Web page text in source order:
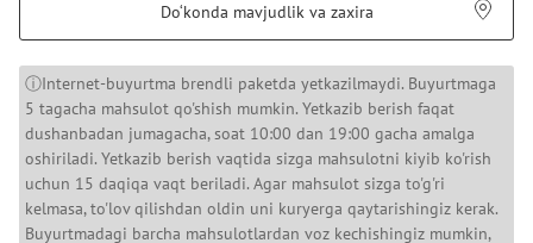
Do‘konda mavjudlik va zaxira
ⓘInternet-buyurtma brendli paketda yetkazilmaydi. Buyurtmaga
5 tagacha mahsulot qo'shish mumkin. Yetkazib berish faqat
dushanbadan jumagacha, soat 10:00 dan 19:00 gacha amalga
oshiriladi. Yetkazib berish vaqtida sizga mahsulotni kiyib ko'rish
uchun 15 daqiqa vaqt beriladi. Agar mahsulot sizga to'g'ri
kelmasa, to'lov qilishdan oldin uni kuryerga qaytarishingiz kerak.
Buyurtmadagi barcha mahsulotlardan voz kechishingiz mumkin,